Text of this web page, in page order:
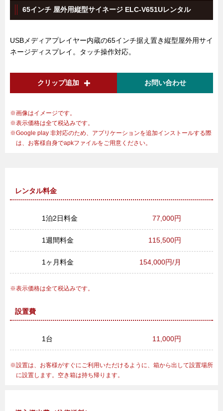
65インチ 屋外用縦型サイネージ ELC-V651Uレンタル
USBメディアプレイヤー内蔵の65インチ据え置き縦型屋外用サイ
ネージディスプレイ。タッチ操作対応。
クリップ追加 お問い合わせ
画像はイメージです。
表示価格は全て税込みです。
Google play 非対応のため、アプリケーションを追加インストールする際
は、お客様自身でapkファイルをご用意ください。
レンタル料金
1泊2日料金 77,000円
1週間料金 115,500円
1ヶ月料金 154,000円/月
表示価格は全て税込みです。
設置費
1台 11,000円
設置は、お客様がすぐにご利用いただけるように、箱から出して設置場所
に設置します。空き箱は持ち帰ります。